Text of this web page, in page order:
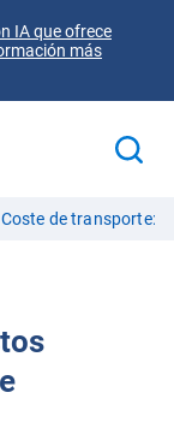
IA que ofrece
más
Coste de transporte: